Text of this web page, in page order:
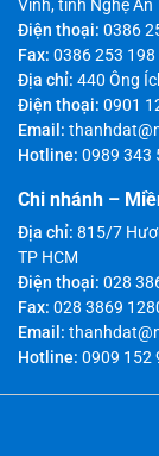
Vinh, tỉnh Nghệ An
Điện thoại: 0386
Fax: 0386 253 198
Địa chỉ: 440 Ông
Điện thoại: 0901
Email:
Hotline: 0989 343
Chi nhánh –
Địa chỉ: 815/7
TP HCM
Điện thoại: 028
Fax: 028 3869
Email:
Hotline: 0909 152